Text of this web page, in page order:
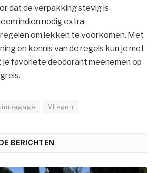
dat de verpakking stevig is
indien nodig extra
om lekken te voorkomen. Met
en kennis van de regels kun je met
favoriete deodorant meenemen op
Vliegen
BERICHTEN